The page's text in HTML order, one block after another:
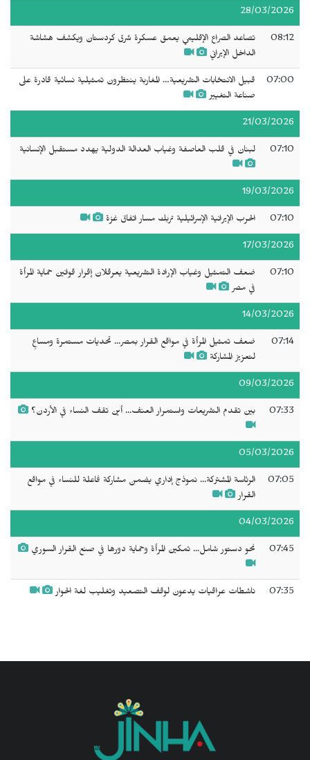
28/03/2026
08:12
تصاعد الصراع الإقليمي يعمق عسكرة شرق كردستان ويكشف هشاشة
الداخل الإيراني
07:00
قبيل الانتخابات التشريعية… المغاربة ينتظرون تمثيلية نسائية قادرة على
صناعة التغيير
21/03/2026
07:10 لبنان في قلب العاصفة وغياب العدالة الدولية يهدد مستقبل الإنسانية
19/03/2026
07:10 الحرب الإيرانية الإسرائيلية تربك مسار اتفاق غزة
17/03/2026
07:10
ضعف التمثيل وغياب الإرادة التشريعية يعرقلان إقرار قوانين حماية المرأة
في مصر
14/03/2026
07:14
ضعف تمثيل المرأة في مواقع القرار بمصر... تحديات مستمرة ومساعٍ
لتعزيز المشاركة
09/03/2026
07:33 بين تقدم التشريعات واستمرار العنف... أين تقف النساء في الأردن؟
05/03/2026
07:05
الرئاسة المشتركة... نموذج إداري يضمن مشاركة فاعلة للنساء في مواقع
القرار
04/03/2026
07:45 نحو دستور شامل... تمكين المرأة وحماية دورها في صنع القرار السوري
07:35 ناشطات عراقيات يدعون لوقف التصعيد وتغليب لغة الحوار